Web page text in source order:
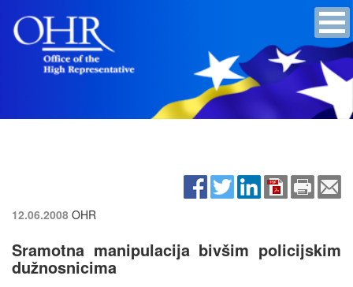
12.06.2008 OHR
Sramotna manipulacija bivšim policijskim
dužnosnicima